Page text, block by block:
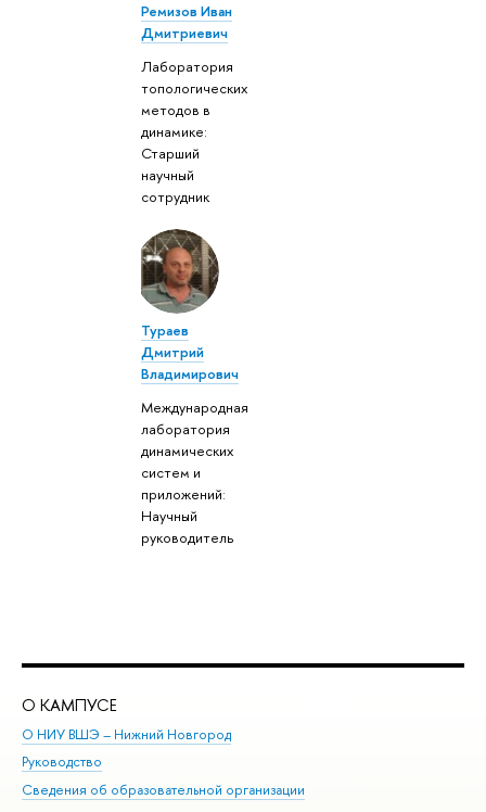
Ремизов Иван
Дмитриевич
Лаборатория
топологических
методов в
динамике:
Старший
научный
сотрудник
Тураев
Дмитрий
Владимирович
Международная
лаборатория
динамических
систем и
приложений:
Научный
руководитель
О КАМПУСЕ
О НИУ ВШЭ – Нижний Новгород
Руководство
Сведения об образовательной организации